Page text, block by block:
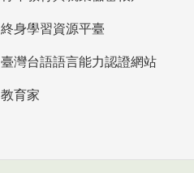
終身學習資源平臺
臺灣台語語言能力認證網站
教育家